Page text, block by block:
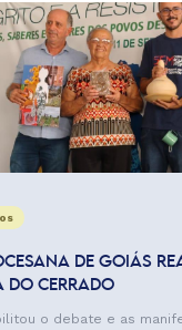
DE GOIÁS
DO CERRADO
o debate e as